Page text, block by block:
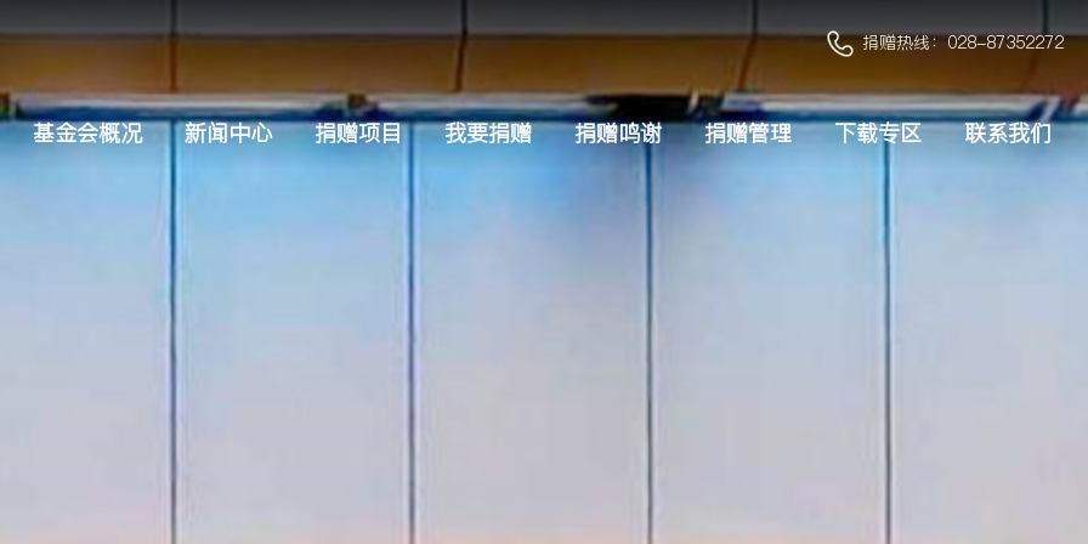
捐赠热线：028-87352272
基金会概况 新闻中心 捐赠项目 我要捐赠 捐赠鸣谢 捐赠管理 下载专区 联系我们